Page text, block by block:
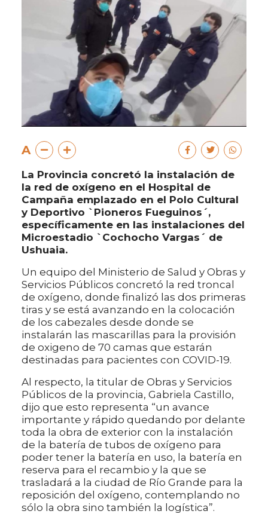
A
La Provincia concretó la instalación de
la red de oxígeno en el Hospital de
Campaña emplazado en el Polo Cultural
y Deportivo `Pioneros Fueguinos´,
específicamente en las instalaciones del
Microestadio `Cochocho Vargas´ de
Ushuaia.
Un equipo del Ministerio de Salud y Obras y
Servicios Públicos concretó la red troncal
de oxígeno, donde finalizó las dos primeras
tiras y se está avanzando en la colocación
de los cabezales desde donde se
instalarán las mascarillas para la provisión
de oxigeno de 70 camas que estarán
destinadas para pacientes con COVID-19.
Al respecto, la titular de Obras y Servicios
Públicos de la provincia, Gabriela Castillo,
dijo que esto representa “un avance
importante y rápido quedando por delante
toda la obra de exterior con la instalación
de la batería de tubos de oxígeno para
poder tener la batería en uso, la batería en
reserva para el recambio y la que se
trasladará a la ciudad de Río Grande para la
reposición del oxígeno, contemplando no
sólo la obra sino también la logística”.